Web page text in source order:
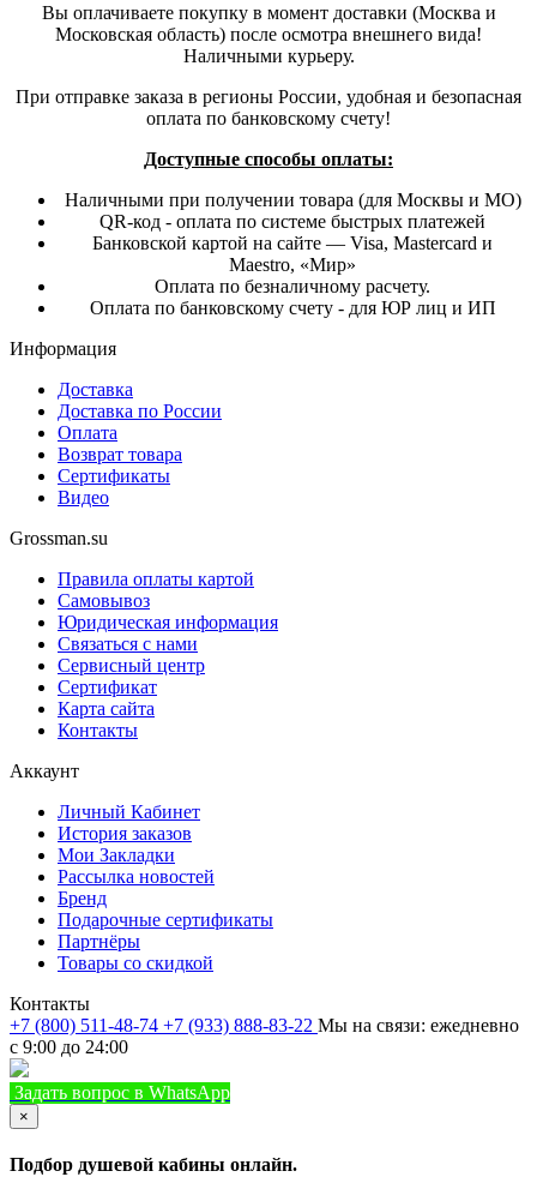
Вы оплачиваете покупку в момент доставки (Москва и
Московская область) после осмотра внешнего вида!
Наличными курьеру.
При отправке заказа в регионы России, удобная и безопасная
оплата по банковскому счету!
Доступные способы оплаты:
Наличными при получении товара (для Москвы и МО)
QR-код - оплата по системе быстрых платежей
Банковской картой на сайте — Visa, Mastercard и
Maestro, «Мир»
Оплата по безналичному расчету.
Оплата по банковскому счету - для ЮР лиц и ИП
Информация
Доставка
Доставка по России
Оплата
Возврат товара
Сертификаты
Видео
Grossman.su
Правила оплаты картой
Самовывоз
Юридическая информация
Связаться с нами
Сервисный центр
Сертификат
Карта сайта
Контакты
Аккаунт
Личный Кабинет
История заказов
Мои Закладки
Рассылка новостей
Бренд
Подарочные сертификаты
Партнёры
Товары со скидкой
Контакты
+7 (800) 511-48-74 +7 (933) 888-83-22 Мы на связи: ежедневно
с 9:00 до 24:00
Задать вопрос в WhatsApp
×
Подбор душевой кабины онлайн.